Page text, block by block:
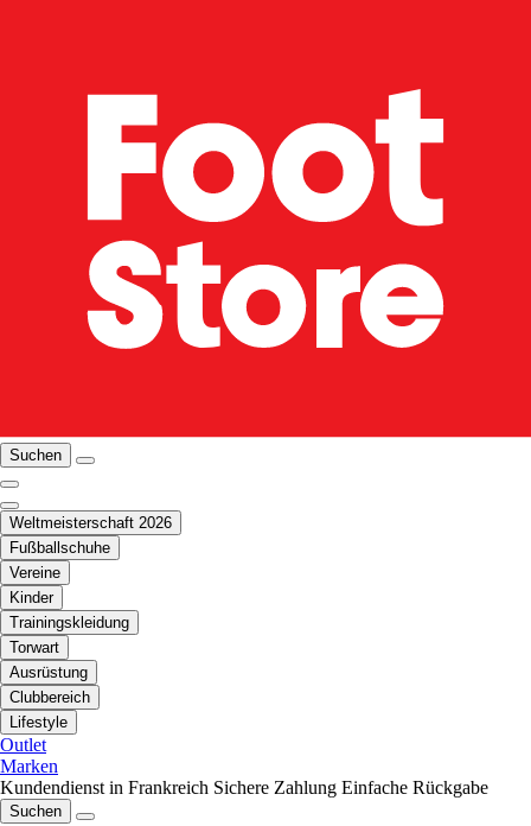
Suchen
Weltmeisterschaft 2026
Fußballschuhe
Vereine
Kinder
Trainingskleidung
Torwart
Ausrüstung
Clubbereich
Lifestyle
Outlet
Marken
Kundendienst in Frankreich Sichere Zahlung Einfache Rückgabe
Suchen